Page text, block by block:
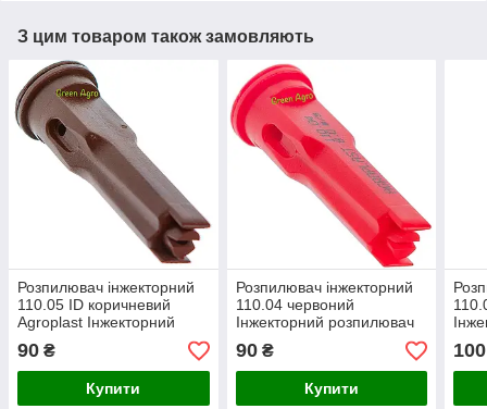
З цим товаром також замовляють
Розпилювач інжекторний
110.05 ID коричневий
Agroplast Інжекторний
розпилювач Розпилювач
інжекторний
90 ₴
Купити
Розпилювач інжекторний
110.04 червоний
Інжекторний розпилювач
Розпилювач інжекторний
інжекторні Розпилювачі
90₴
Купити
100